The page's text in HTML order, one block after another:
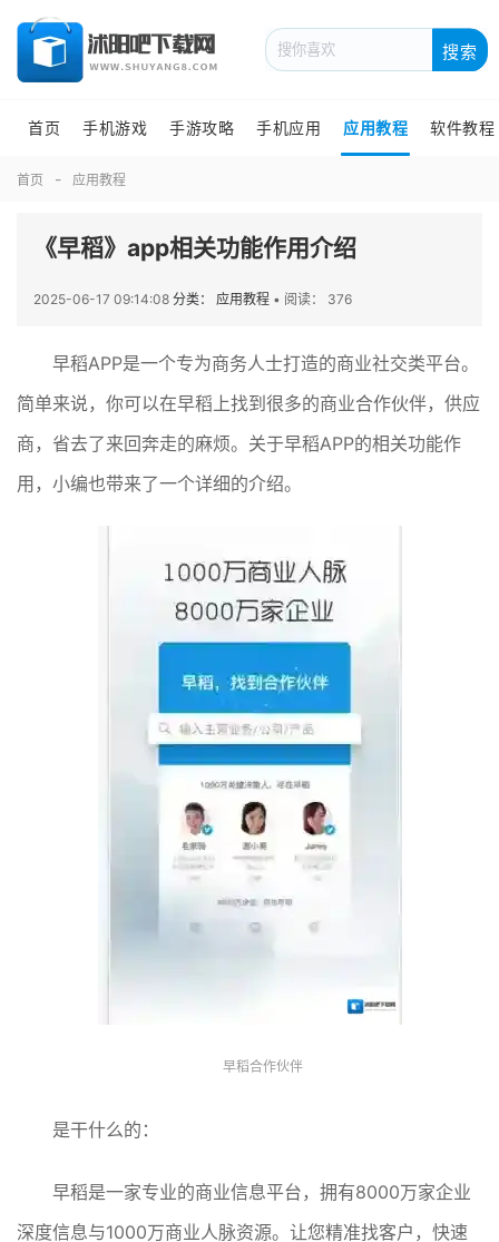
搜索
首页 手机游戏 手游攻略 手机应用 应用教程 软件教程
首页 应用教程
《早稻》app相关功能作用介绍
2025-06-17 09:14:08 分类： 应用教程 • 阅读： 376
早稻APP是一个专为商务人士打造的商业社交类平台。
简单来说，你可以在早稻上找到很多的商业合作伙伴，供应
商，省去了来回奔走的麻烦。关于早稻APP的相关功能作
用，小编也带来了一个详细的介绍。
早稻合作伙伴
是干什么的：
早稻是一家专业的商业信息平台，拥有8000万家企业
深度信息与1000万商业人脉资源。让您精准找客户，快速